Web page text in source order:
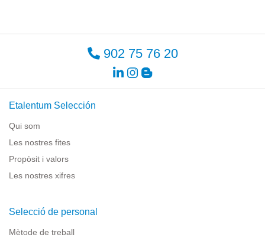
902 75 76 20
Etalentum Selección
Qui som
Les nostres fites
Propòsit i valors
Les nostres xifres
Selecció de personal
Mètode de treball